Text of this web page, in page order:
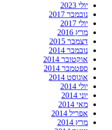
יולי 2023
נובמבר 2017
יולי 2017
מרץ 2016
דצמבר 2015
נובמבר 2014
אוקטובר 2014
ספטמבר 2014
אוגוסט 2014
יולי 2014
יוני 2014
מאי 2014
אפריל 2014
מרץ 2014